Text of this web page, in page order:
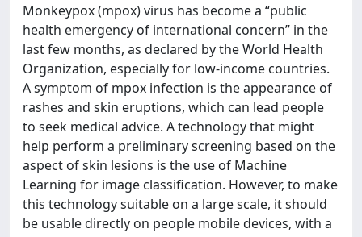
Monkeypox (mpox) virus has become a “public
health emergency of international concern” in the
last few months, as declared by the World Health
Organization, especially for low-income countries.
A symptom of mpox infection is the appearance of
rashes and skin eruptions, which can lead people
to seek medical advice. A technology that might
help perform a preliminary screening based on the
aspect of skin lesions is the use of Machine
Learning for image classification. However, to make
this technology suitable on a large scale, it should
be usable directly on people mobile devices, with a